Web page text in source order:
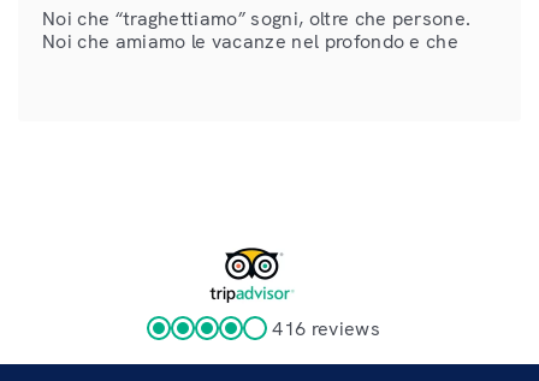
Noi che “traghettiamo” sogni, oltre che persone.
Noi che amiamo le vacanze nel profondo e che
416 reviews